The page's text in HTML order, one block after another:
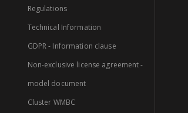
Regulations
Technical Information
GDPR - Information clause
Non-exclusive license agreement -
model document
Cluster WMBC